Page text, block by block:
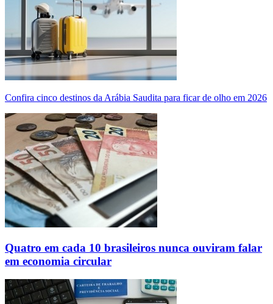
Confira cinco destinos da Arábia Saudita para ficar de olho em 2026
Quatro em cada 10 brasileiros nunca ouviram falar
em economia circular